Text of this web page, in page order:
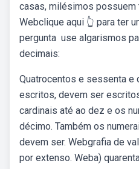
casas, milésimos possuem
Webclique aqui 👆 para ter
pergunta ️ use algarismos
decimais:
Quatrocentos e sessenta e
escritos, devem ser
cardinais até ao dez e os
décimo. Também os
devem ser. Webgrafia de
por extenso. Weba)